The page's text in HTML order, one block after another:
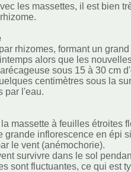
les massettes, il est bien
rhizomes, formant un
alors que les
sous 15 à 30 cm
centimètres sous la
par l'eau.
massette à feuilles étroites
grande inflorescence en épi
le vent (anémochorie).
survivre dans le sol
sont fluctuantes, ce qui est